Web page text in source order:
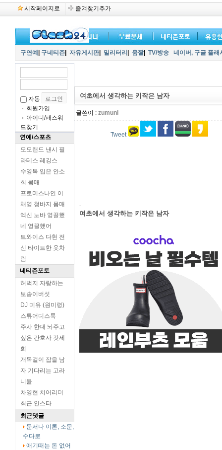
시작페이지로 즐겨찾기추가
구연예 구네티즌 자유게시판| 밀리터리 움짤| TV/방송 네이버, 구글 플
자동
회원가입
아이디/패스워
드찾기
연예/스포츠
모모랜드 낸시 필
라테스 레깅스
수영복 입은 안소
희 몸매
프로미스나인 이
채영 청바지 몸매
엑신 노바 영끌했
네 영끌했어
트와이스 다현 전
신 타이트한 옷차
림
네티즌포토
허벅지 자랑하는
보송이버섯
DJ 미유 (원미령)
스튜어디스룩
주사 한대 놔주고
싶은 간호사 갓세
희
개목걸이 잡을 남
자 기다리는 고라
니율
차영현 치어리더
최근 인스타
최근댓글
문서나 이론, 소문,
수다로
애기때는 돈 없어
여초에서 생각하는 키작은 남자
글쓴이 : zumuni
Tweet
.
여초에서 생각하는 키작은 남자